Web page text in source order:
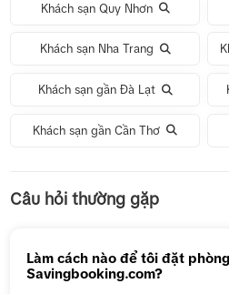
Khách sạn Quy Nhơn
Khách sạn Nha Trang
Khách sạn gần Đà Lạt
Khách sạn gần Cần Thơ
Tour 5N4Đ Hà Nội –
Tour 1 ngày Động
Câu hỏi thường gặp
Làm cách nào để tôi đặt
Savingbooking.com?